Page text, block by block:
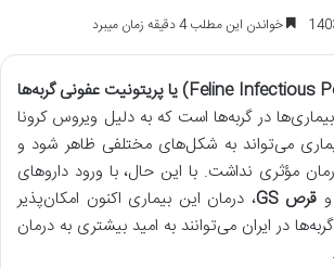
خواندن این مطلب 4 دقیقه زمان میبرد
یا پریتونیت عفونی گربه‌ها
در گربه‌ها است که به دلیل ویروس کرونا
می‌تواند به شکل‌های مختلفی ظاهر شود و
مؤثری نداشت. با این حال، با ورود داروهای
قرص GS
، درمان این بیماری اکنون امکان‌پذیر
در ایران می‌توانند به امید بیشتری به درمان